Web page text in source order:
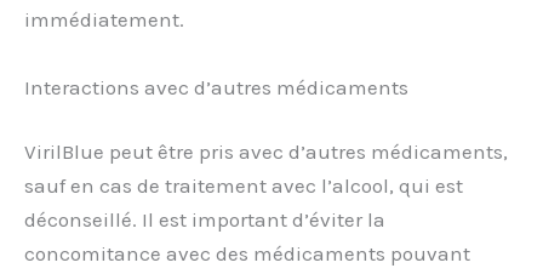
immédiatement.
Interactions avec d’autres médicaments
VirilBlue peut être pris avec d’autres médicaments,
sauf en cas de traitement avec l’alcool, qui est
déconseillé. Il est important d’éviter la
concomitance avec des médicaments pouvant